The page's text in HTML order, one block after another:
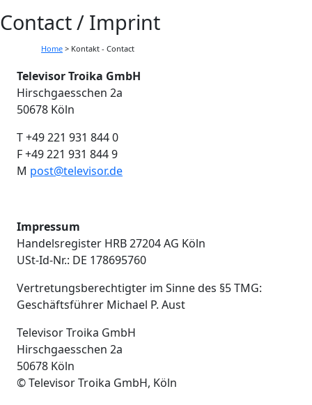
Contact / Imprint
Home > Kontakt - Contact
Televisor Troika GmbH
Hirschgaesschen 2a
50678 Köln
T +49 221 931 844 0
F +49 221 931 844 9
M post@televisor.de
Impressum
Handelsregister HRB 27204 AG Köln
USt-Id-Nr.: DE 178695760
Vertretungsberechtigter im Sinne des §5 TMG:
Geschäftsführer Michael P. Aust
Televisor Troika GmbH
Hirschgaesschen 2a
50678 Köln
© Televisor Troika GmbH, Köln